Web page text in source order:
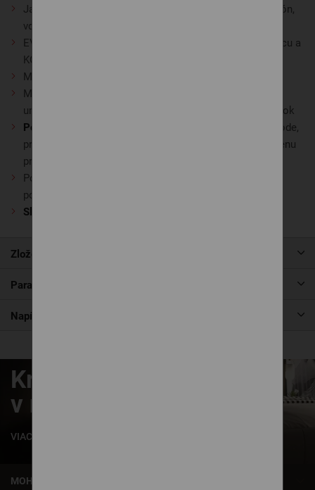
Jadro matraca je na povrchu profilované do siedmich zón,
vďaka čomu optimálne kopíruje tvar vášho tela
EVO - CME pena zabezpečí pevnú oporu pre vašu chrbticu a
KOMFORT pena vám umožní dobrý komfort pri ležaní
Matrac je
Možnosť výberu medzi tvrdšou a mäkšou stranou vám
umožní zvoliť si tú správnu variantu pre váš zdravý spánok
Poťah na matrac
je ušitý so zipsom po celom jeho obvode,
preto ho môžete
, čím udržiavate hygienu
produktu
Pod matrac je vhodný
ponuke, alebo vám s výberom poradíme
Slovenská
Zloženie
Parametre produktu
Napíšte nám (1)
Krásne zaspávanie
v našich posteliach
VIAC INFORMÁCIÍ
MOHLO BY VÁS ZAUJÍMAŤ